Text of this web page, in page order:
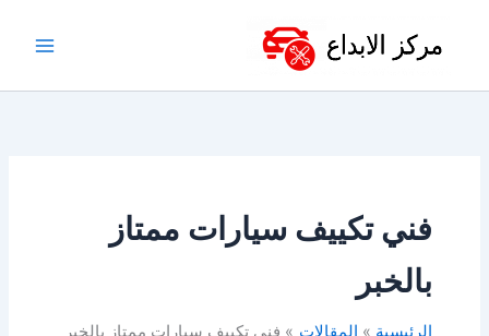
فني تكييف سيارات ممتاز
بالخبر
الرئيسية المقالات فني تكييف سيارات ممتاز بالخبر